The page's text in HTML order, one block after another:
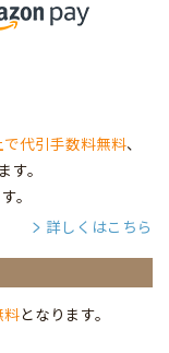
代引手数料無料、
。
。
詳しくはこちら
料となります。